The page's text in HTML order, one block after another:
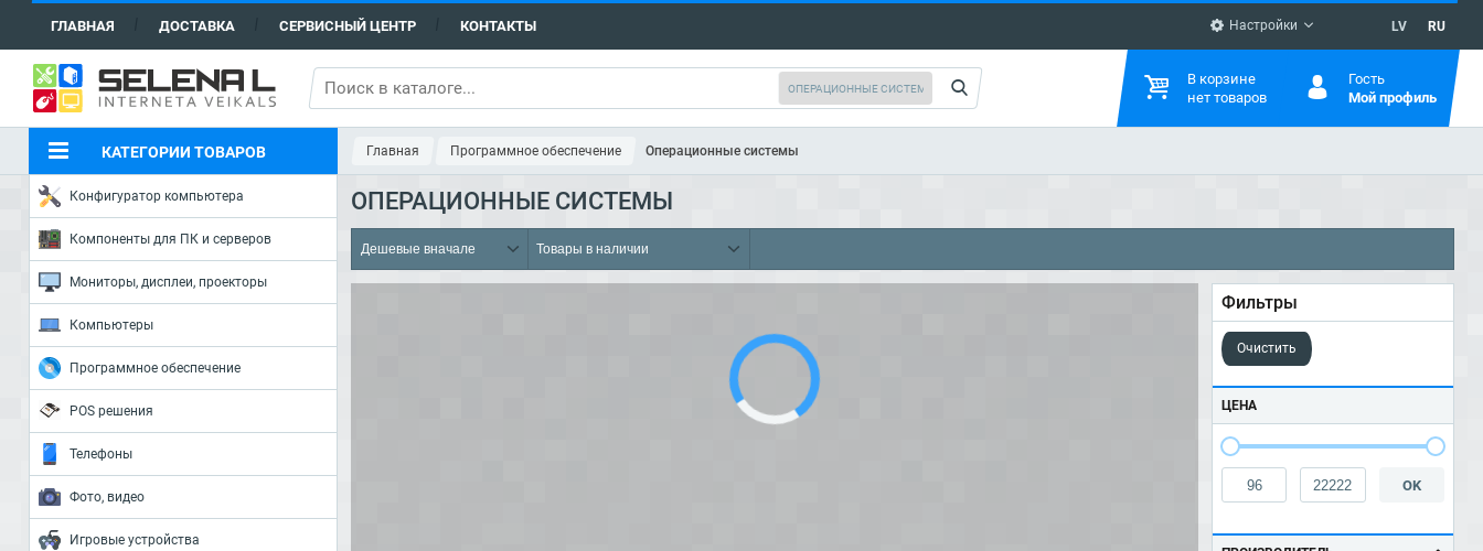
ГЛАВНАЯ ДОСТАВКА СЕРВИСНЫЙ ЦЕНТР КОНТАКТЫ Настройки LV RU
В корзине
нет товаров
Гость
Мой профиль
КАТЕГОРИИ ТОВАРОВ Главная Программное обеспечение Операционные системы
Конфигуратор компьютера
Компоненты для ПК и серверов
Мониторы, дисплеи, проекторы
Компьютеры
Программное обеспечение
POS решения
Телефоны
Фото, видео
Игровые устройства
ОПЕРАЦИОННЫЕ СИСТЕМЫ
Фильтры
Очистить
ЦЕНА
OK